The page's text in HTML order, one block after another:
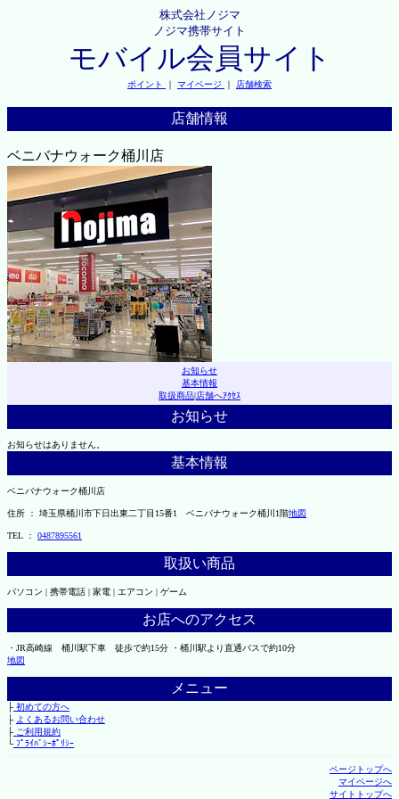
株式会社ノジマ
ノジマ携帯サイト
モバイル会員サイト
ポイント ｜ マイページ ｜ 店舗検索
店舗情報
ベニバナウォーク桶川店
お知らせ
基本情報
取扱商品|店舗へｱｸｾｽ
お知らせ
お知らせはありません。
基本情報
ベニバナウォーク桶川店
住所 ： 埼玉県桶川市下日出東二丁目15番1 ベニバナウォーク桶川1階地図
TEL ： 0487895561
取扱い商品
パソコン | 携帯電話 | 家電 | エアコン | ゲーム
お店へのアクセス
・JR高崎線 桶川駅下車 徒歩で約15分 ・桶川駅より直通バスで約10分
地図
メニュー
├初めての方へ
├ よくあるお問い合わせ
├ご利用規約
└ﾌﾟﾗｲﾊﾞｼｰﾎﾟﾘｼｰ
ページトップへ
マイページへ
サイトトップへ